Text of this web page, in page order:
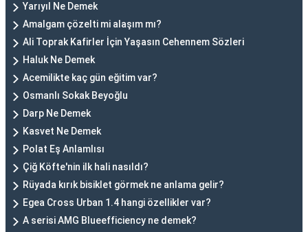
Yarıyıl Ne Demek
Amalgam çözelti mi alaşım mı?
Ali Toprak Kafirler İçin Yaşasın Cehennem Sözleri
Haluk Ne Demek
Acemilikte kaç gün eğitim var?
Osmanlı Sokak Beyoğlu
Darp Ne Demek
Kasvet Ne Demek
Polat Eş Anlamlısı
Çiğ Köfte'nin ilk hali nasıldı?
Rüyada kırık bisiklet görmek ne anlama gelir?
Egea Cross Urban 1.4 hangi özellikler var?
A serisi AMG Blueefficiency ne demek?